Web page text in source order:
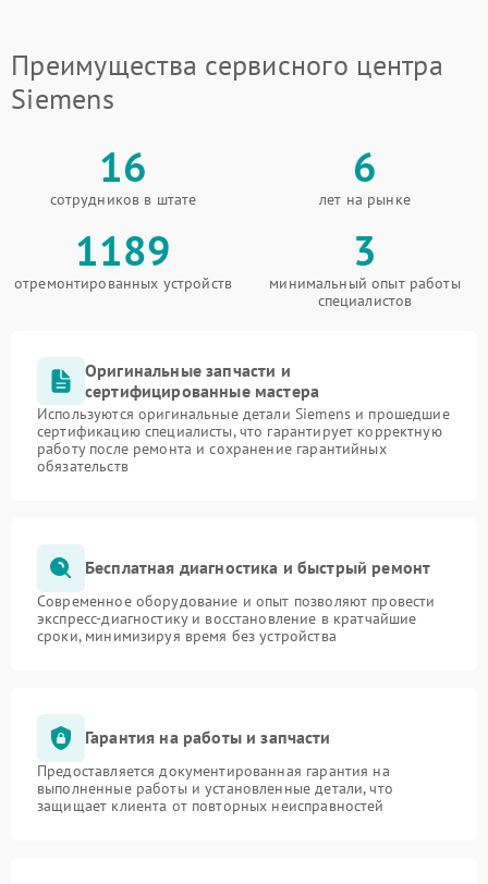
Преимущества сервисного центра
Siemens
16
сотрудников в штате
6
лет на рынке
1189
отремонтированных устройств
3
минимальный опыт работы
специалистов
Оригинальные запчасти и
сертифицированные мастера
Используются оригинальные детали Siemens и прошедшие
сертификацию специалисты, что гарантирует корректную
работу после ремонта и сохранение гарантийных
обязательств
Бесплатная диагностика и быстрый ремонт
Современное оборудование и опыт позволяют провести
экспресс-диагностику и восстановление в кратчайшие
сроки, минимизируя время без устройства
Гарантия на работы и запчасти
Предоставляется документированная гарантия на
выполненные работы и установленные детали, что
защищает клиента от повторных неисправностей